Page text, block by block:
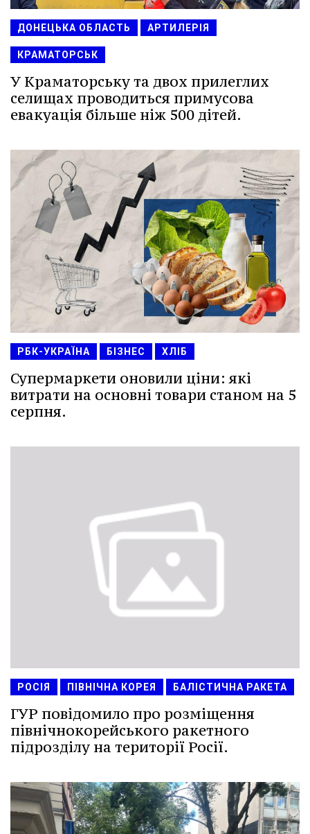
ДОНЕЦЬКА ОБЛАСТЬ АРТИЛЕРІЯ
КРАМАТОРСЬК
У Краматорську та двох прилеглих
селищах проводиться примусова
евакуація більше ніж 500 дітей.
РБК-УКРАЇНА БІЗНЕС ХЛІБ
Супермаркети оновили ціни: які
витрати на основні товари станом на 5
серпня.
РОСІЯ ПІВНІЧНА КОРЕЯ БАЛІСТИЧНА РАКЕТА
ГУР повідомило про розміщення
північнокорейського ракетного
підрозділу на території Росії.